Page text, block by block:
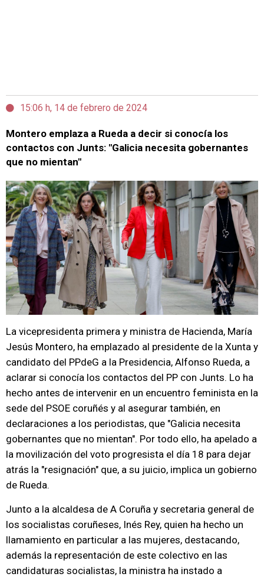
15:06 h, 14 de febrero de 2024
Montero emplaza a Rueda a decir si conocía los
contactos con Junts: "Galicia necesita gobernantes
que no mientan"
La vicepresidenta primera y ministra de Hacienda, María
Jesús Montero, ha emplazado al presidente de la Xunta y
candidato del PPdeG a la Presidencia, Alfonso Rueda, a
aclarar si conocía los contactos del PP con Junts. Lo ha
hecho antes de intervenir en un encuentro feminista en la
sede del PSOE coruñés y al asegurar también, en
declaraciones a los periodistas, que "Galicia necesita
gobernantes que no mientan". Por todo ello, ha apelado a
la movilización del voto progresista el día 18 para dejar
atrás la "resignación" que, a su juicio, implica un gobierno
de Rueda.
Junto a la alcaldesa de A Coruña y secretaria general de
los socialistas coruñeses, Inés Rey, quien ha hecho un
llamamiento en particular a las mujeres, destacando,
además la representación de este colectivo en las
candidaturas socialistas, la ministra ha instado a